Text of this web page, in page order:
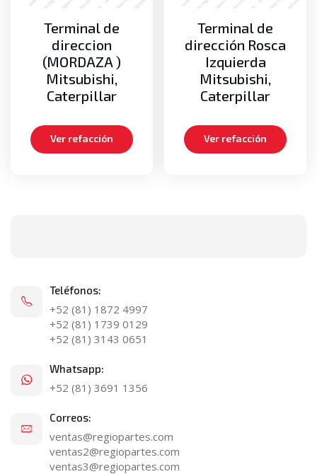
Terminal de
direccion
(MORDAZA )
Mitsubishi,
Caterpillar
Ver refacción
Terminal de
dirección Rosca
Izquierda
Mitsubishi,
Caterpillar
Ver refacción
Teléfonos:
+52 (81) 1872 4997
+52 (81) 1739 0129
+52 (81) 3143 0651
Whatsapp:
+52 (81) 3691 1356
Correos:
ventas@regiopartes.com
ventas2@regiopartes.com
ventas3@regiopartes.com